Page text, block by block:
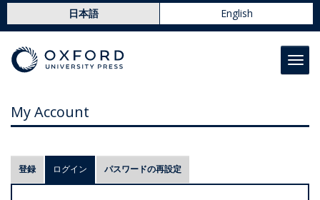
日本語 English
My Account
プ
ラ
登録 ログイン (アクティブなタブ)
パスワードの再設定